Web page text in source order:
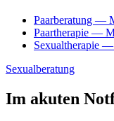
Paarberatung —
Paartherapie —
Sexualtherapie
Sexualberatung
Im akuten